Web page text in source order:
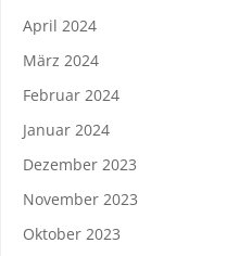
April 2024
März 2024
Februar 2024
Januar 2024
Dezember 2023
November 2023
Oktober 2023